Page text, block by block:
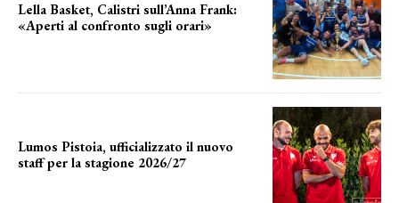
Lella Basket, Calistri sull’Anna Frank:
«Aperti al confronto sugli orari»
Lumos Pistoia, ufficializzato il nuovo
staff per la stagione 2026/27